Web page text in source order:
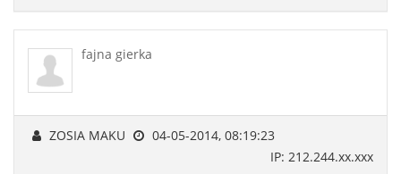
fajna gierka
ZOSIA MAKU
04-05-2014, 08:19:23
IP: 212.244.xx.xxx